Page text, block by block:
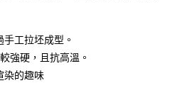
證，即可結帳。
再付款。
後付」後，將跳轉至「AFTEE先享後付」
以上)免運費
工拉坯成型。
強硬，且抗高溫。
染的趣味